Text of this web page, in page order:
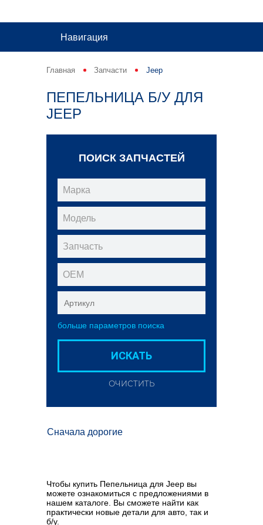
Навигация
Главная Запчасти Jeep
ПЕПЕЛЬНИЦА Б/У ДЛЯ
JEEP
ПОИСК ЗАПЧАСТЕЙ
Марка
Модель
Запчасть
ОЕМ
больше параметров поиска
ИСКАТЬ
ОЧИСТИТЬ
Сначала дорогие
Чтобы купить Пепельница для Jeep вы
можете ознакомиться с предложениями в
нашем каталоге. Вы сможете найти как
практически новые детали для авто, так и
б/у.